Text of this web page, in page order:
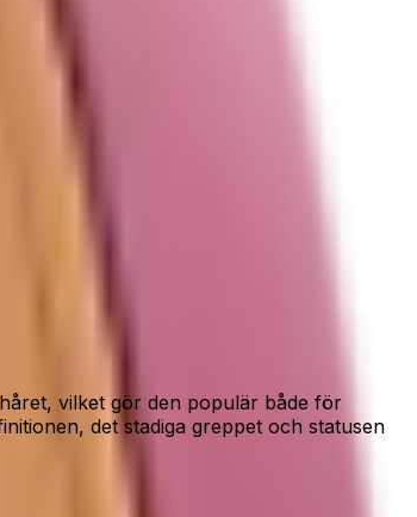
vilket gör den populär både för
det stadiga greppet och statusen